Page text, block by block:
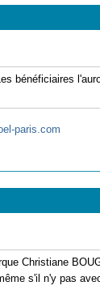
bénéficiaires
paris.com
Christiane
s'il n'y pas